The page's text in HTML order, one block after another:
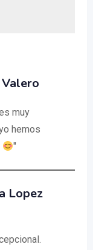
muy
hemos
"
Lopez